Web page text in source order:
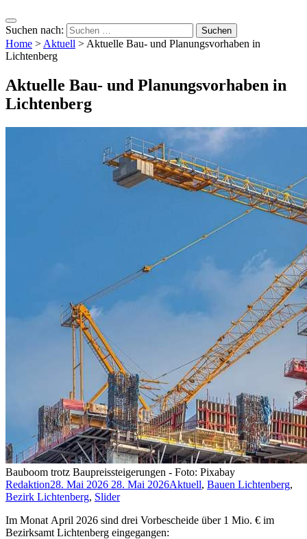
Suchen nach:
Home > Aktuell > Aktuelle Bau- und Planungsvorhaben in
Lichtenberg
Aktuelle Bau- und Planungsvorhaben in
Lichtenberg
Bauboom trotz Baupreissteigerungen - Foto: Pixabay
Redaktion28. Mai 2026 28. Mai 2026Aktuell, Bauen Lichtenberg,
Bezirk Lichtenberg, Slider
Im Monat April 2026 sind drei Vorbescheide über 1 Mio. € im
Bezirksamt Lichtenberg eingegangen: